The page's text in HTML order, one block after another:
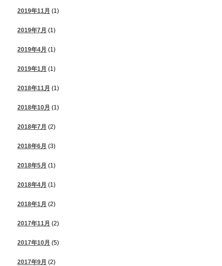
2019年11月 (1)
2019年7月 (1)
2019年4月 (1)
2019年1月 (1)
2018年11月 (1)
2018年10月 (1)
2018年7月 (2)
2018年6月 (3)
2018年5月 (1)
2018年4月 (1)
2018年1月 (2)
2017年11月 (2)
2017年10月 (5)
2017年9月 (2)